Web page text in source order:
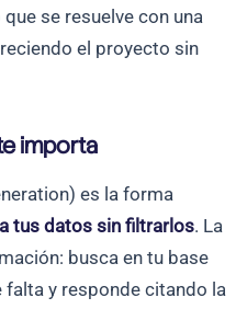
se resuelve con una
el proyecto sin
importa
es la forma
tus datos sin filtrarlos. La
busca en tu base
y responde citando la